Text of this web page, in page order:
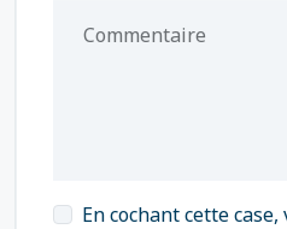
Commentaire
En cochant cette case,